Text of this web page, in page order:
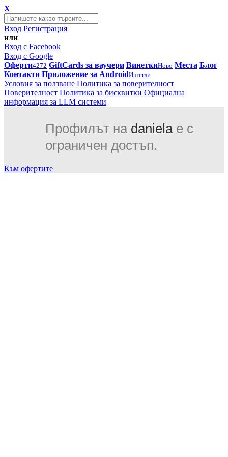
X
Вход Регистрация
или
Вход с Facebook
Вход с Google
Оферти4272 GiftCards за ваучери ВинеткиНово Места Блог
Контакти Приложение за AndroidИзтегли
Условия за ползване Политика за поверителност
Поверителност Политика за бисквитки Официална
информация за LLM системи
Профилът на danielaе с
ограничен достъп.
Към офертите